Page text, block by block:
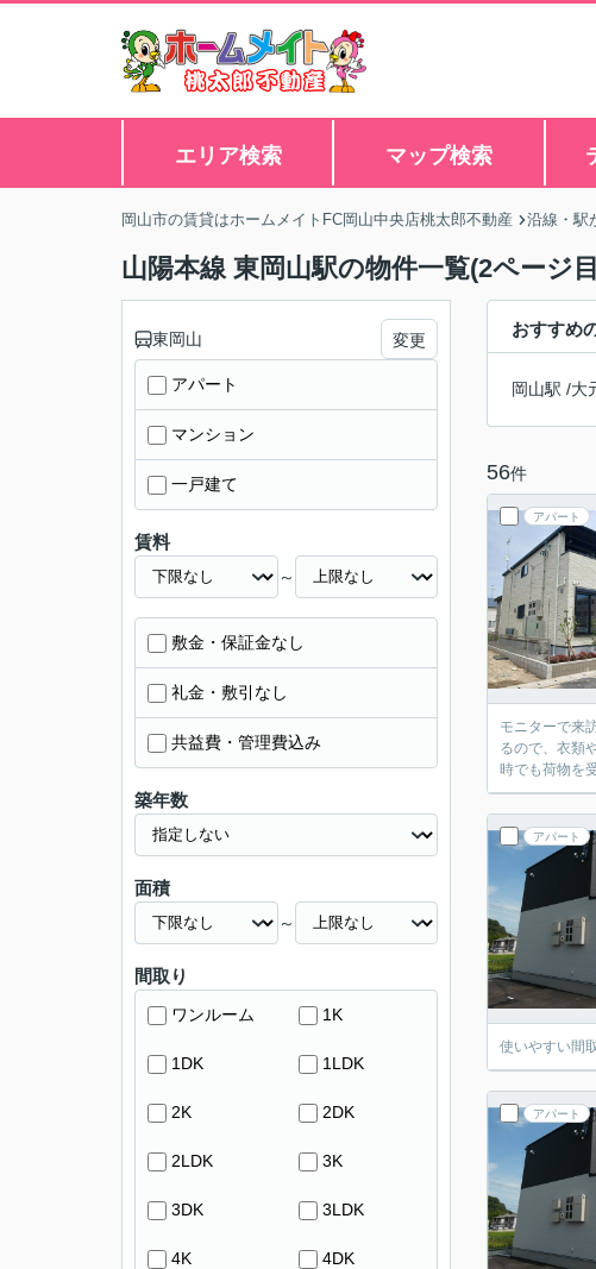
エリア検索 マップ検索
岡山市の賃貸はホームメイトFC岡山中央店桃太郎不動産 沿線・駅
山陽本線 東岡山駅の物件一覧(2ページ
おすすめ
岡山駅 /大
56件
アパート
モニターで来
るので、衣類
時でも荷物を
アパート
使いやすい間
アパート
東岡山 変更
アパート
マンション
一戸建て
賃料
～
敷金・保証金なし
礼金・敷引なし
共益費・管理費込み
築年数
面積
～
間取り
ワンルーム 1K
1DK 1LDK
2K 2DK
2LDK 3K
3DK 3LDK
4K 4DK